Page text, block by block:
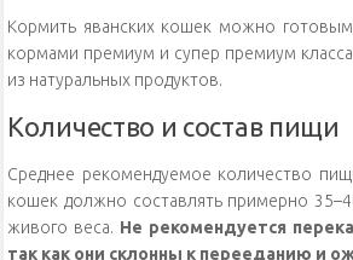
Кормить яванских кошек можно
кормами премиум и супер премиум
из натуральных продуктов.
Количество и состав пищи
Среднее рекомендуемое количество
кошек должно составлять примерно
живого веса. Не рекомендуется
так как они склонны к перееданию и